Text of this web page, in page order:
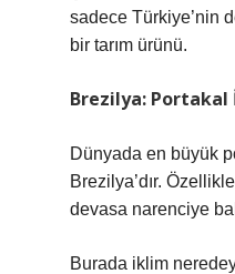
sadece Türkiye’nin
bir tarım ürünü.
Brezilya:
Dünyada en büyük
Brezilya’dır.
devasa narenciye
Burada iklim